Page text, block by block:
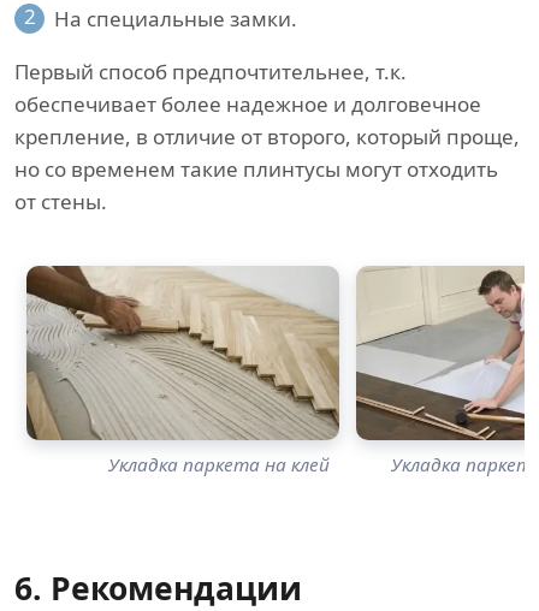
2
На специальные замки.
Первый способ предпочтительнее, т.к.
обеспечивает более надежное и долговечное
крепление, в отличие от второго, который проще,
но со временем такие плинтусы могут отходить
от стены.
Укладка паркета на клей Укладка
6. Рекомендации